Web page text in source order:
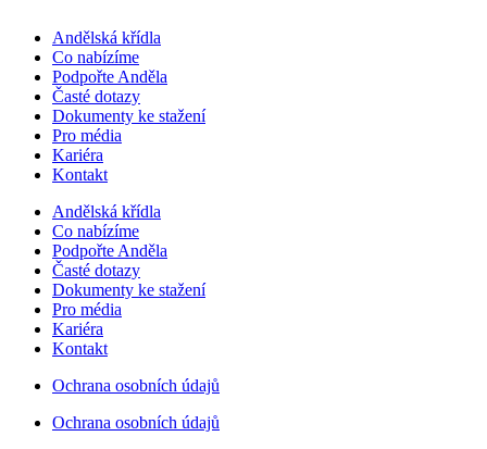
Andělská křídla
Co nabízíme
Podpořte Anděla
Časté dotazy
Dokumenty ke stažení
Pro média
Kariéra
Kontakt
Andělská křídla
Co nabízíme
Podpořte Anděla
Časté dotazy
Dokumenty ke stažení
Pro média
Kariéra
Kontakt
Ochrana osobních údajů
Ochrana osobních údajů